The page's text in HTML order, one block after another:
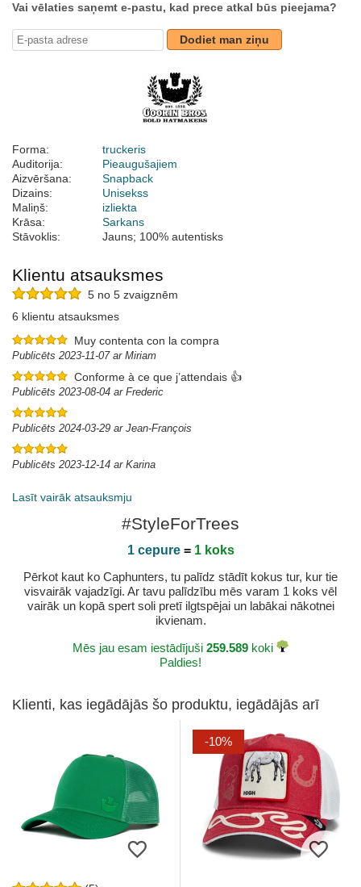
Vai vēlaties saņemt e-pastu, kad prece atkal būs pieejama?
Dodiet man ziņu
Forma:
truckeris
Auditorija:
Pieaugušajiem
Aizvēršana:
Snapback
Dizains:
Unisekss
Maliņš:
izliekta
Krāsa:
Sarkans
Stāvoklis:
Jauns; 100% autentisks
Klientu atsauksmes
5 no 5 zvaigznēm
6 klientu atsauksmes
Muy contenta con la compra
Publicēts 2023-11-07 ar Miriam
Conforme à ce que j’attendais 👍
Publicēts 2023-08-04 ar Frederic
Publicēts 2024-03-29 ar Jean-François
Publicēts 2023-12-14 ar Karina
Lasīt vairāk atsauksmju
#StyleForTrees
1 cepure= 1 koks
Pērkot kaut ko Caphunters, tu palīdz stādīt kokus tur, kur tie
visvairāk vajadzīgi. Ar tavu palīdzību mēs varam 1 koks vēl
vairāk un kopā spert soli pretī ilgtspējai un labākai nākotnei
ikvienam.
Mēs jau esam iestādījuši 259.589 koki
Paldies!
Klienti, kas iegādājās šo produktu, iegādājās arī
-10%